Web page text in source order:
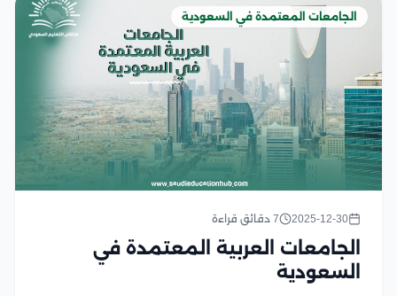
الجامعات المعتمدة في السعودية
2025-12-30 7 دقائق قراءة
الجامعات العربية المعتمدة في
السعودية